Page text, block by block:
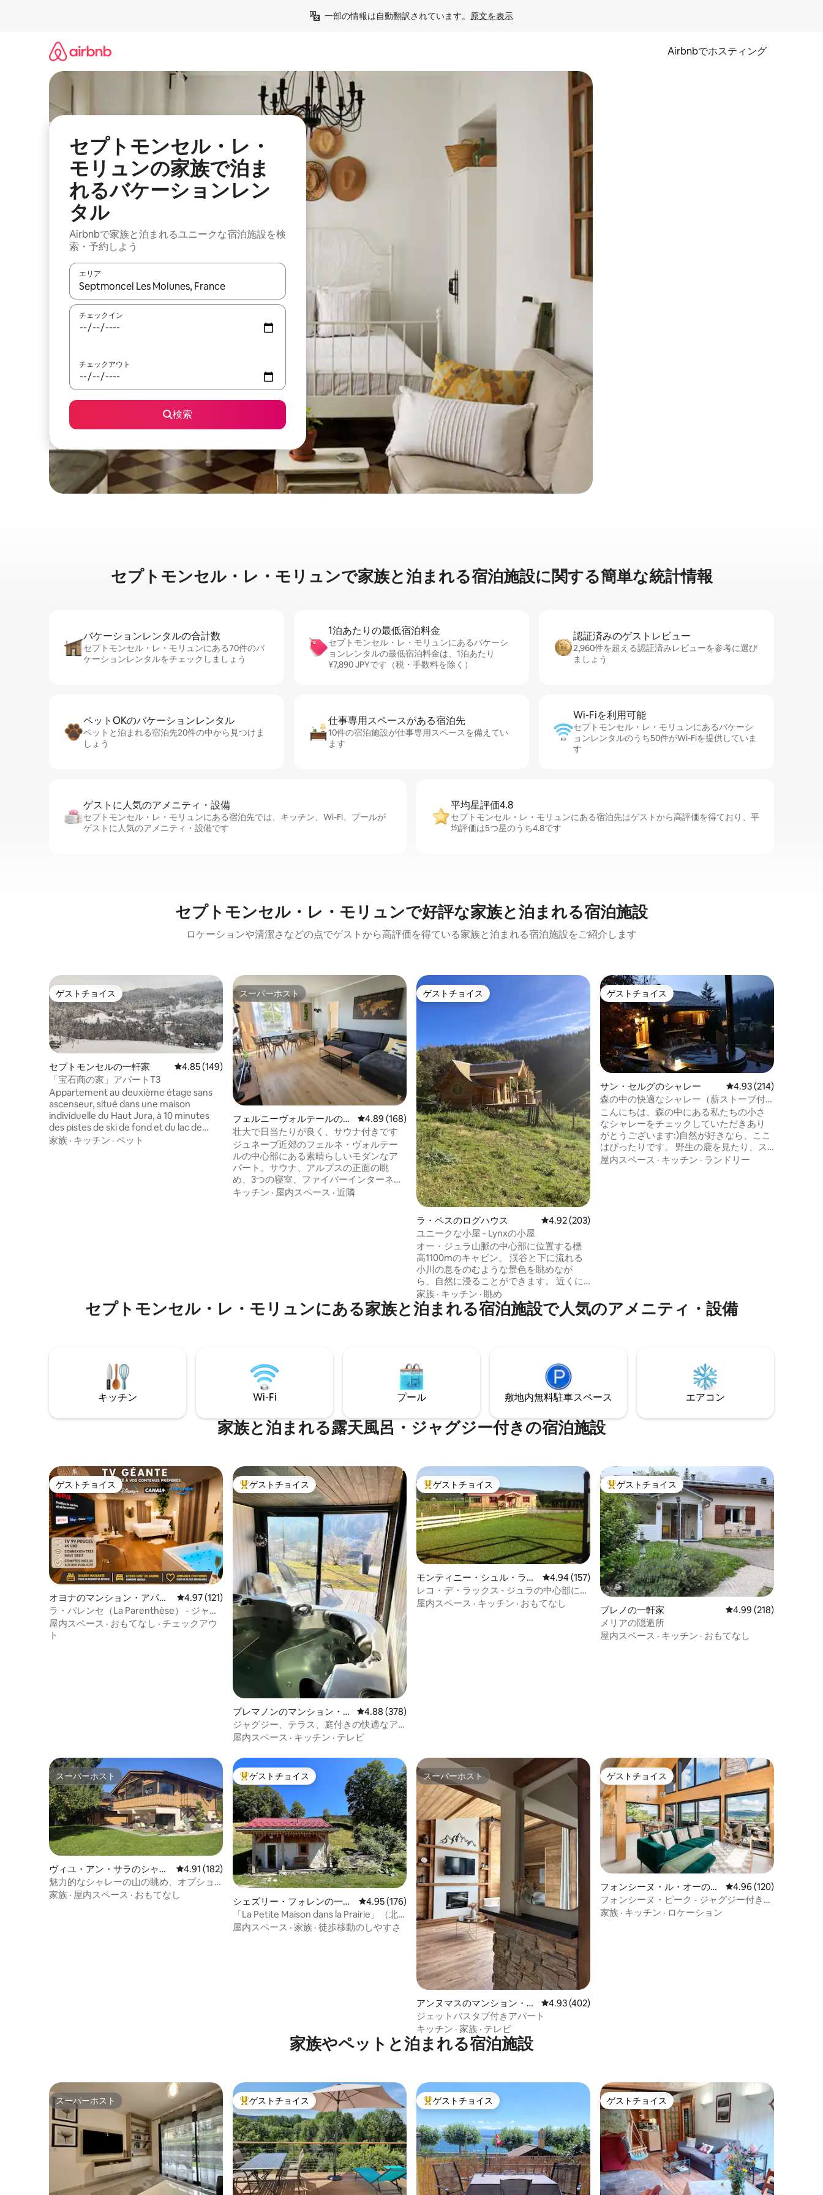
一部の情報は自動翻訳されています。 原文を表示
Airbnbでホスティング
セプトモンセル・レ・
モリュンの家族で泊ま
れるバケーションレン
タル
Airbnbで家族と泊まれるユニークな宿泊施設を検
索・予約しよう
エリア
検索結果が表示されたら、上下の矢印キーを使って移動するか、画面をタッチまたはスワイプして検索結果を確認することができます。
チェックイン
チェックアウト
検索
セプトモンセル・レ・モリュンで家⁠族⁠と泊⁠ま⁠れ⁠る宿⁠泊⁠施⁠設⁠に関⁠す⁠る簡⁠単⁠な統⁠計⁠情⁠報
バケーションレ⁠ン⁠タ⁠ル⁠の合⁠計⁠数
セプトモンセル・レ・モリュンにある70件のバ
ケーションレンタルをチェックしましょう
1泊あたりの最⁠低⁠宿⁠泊⁠料⁠金
セプトモンセル・レ・モリュンにあるバケーシ
ョンレンタルの最低宿泊料金は、1泊あたり
¥7,890 JPYです（税・手数料を除く）
認証済みのゲ⁠ス⁠ト⁠レ⁠ビ⁠ュ⁠ー
2,960件を超える認証済みレビューを参考に選び
ましょう
ペットOKのバ⁠ケ⁠ー⁠シ⁠ョ⁠ンレ⁠ン⁠タ⁠ル
ペットと泊まれる宿泊先20件の中から見つけま
しょう
仕事専用ス⁠ペ⁠ー⁠スがあ⁠る宿⁠泊⁠先
10件の宿泊施設が仕事専用スペースを備えてい
ます
Wi-Fiを利⁠用⁠可⁠能
セプトモンセル・レ・モリュンにあるバケーシ
ョンレンタルのうち50件がWi-Fiを提供していま
す
ゲストに人⁠気⁠のア⁠メ⁠ニ⁠テ⁠ィ・設⁠備
セプトモンセル・レ・モリュンにある宿泊先では、キッチン、Wi-Fi、プールが
ゲストに人気のアメニティ・設備です
平均星評価4.8
セプトモンセル・レ・モリュンにある宿泊先はゲストから高評価を得ており、平
均評価は5つ星のうち4.8です
セプトモンセル・レ・モリュンで好評な家族と泊まれる宿泊施設
ロケーションや清潔さなどの点でゲストから高評価を得ている家族と泊まれる宿泊施設をご紹介します
ゲストチョイス
ゲストチョイス
セプトモンセルの一軒家 レビュー149件、5つ星中4.85つ星の平均評価
4.85 (149)
「宝石商の家」アパートT3
Appartement au deuxième étage sans
ascenseur, situé dans une maison
individuelle du Haut Jura, à 10 minutes
des pistes de ski de fond et du lac de
Lamoura et 15 minutes des pistes de ski
家族 · キッチン · ペット
スーパーホスト
スーパーホスト
フェルニーヴォルテールのマ
ンション・アパート
レビュー168件、5つ星中4.89つ星の平均評価
4.89 (168)
壮大で日当たりが良く、サウナ付きです
ジュネーブ近郊のフェルネ・ヴォルテー
ルの中心部にある素晴らしいモダンなア
パート。サウナ、アルプスの正面の眺
め、3つの寝室、ファイバーインターネッ
ト、Netflix、あらゆる種類のアメニティ
キッチン · 屋内スペース · 近隣
ゲストチョイス
ゲストチョイス
ラ・ペスのログハウス レビュー203件、5つ星中4.92つ星の平均評価
4.92 (203)
ユニークな小屋 - Lynxの小屋
オー・ジュラ山脈の中心部に位置する標
高1100mのキャビン。 渓谷と下に流れる
小川の息をのむような景色を眺めなが
ら、自然に浸ることができます。 近くに
は山と滝を楽しめる散歩道がたくさんあ
ります。 田舎にあり、多くのお店（レス
トラン、パン屋、デリカテッセン、チー
四季を通じて静かにリラックスできます:)
ホットノルディックバスの星空の下でリ
ラックスしにお越しください
家族 · キッチン · 眺め
ゲストチョイス
ゲストチョイス
サン・セルグのシャレー レビュー214件、5つ
4.93 (214)
森の中の快適なシャレー（薪ストーブ付
き）
こんにちは、森の中にある私たちの小さ
なシャレーをチェックしていただきあり
がとうございます:)自然が好きなら、ここ
はぴったりです。 野生の鹿を見たり、ス
キーに行ったり、ハイキングに行った
屋内スペース · キッチン · ランドリー
セプトモンセル・レ・モリュンにある家族と泊まれる宿泊施設で人気のアメニティ・設備
キッチン Wi-Fi プール 敷地内無料駐⁠車ス⁠ペ⁠ー⁠ス エアコン
家族と泊まれる露天風呂・ジャグジー付きの宿泊施設
ゲストチョイス
ゲストチョイス
オヨナのマンション・アパー
ト
レビュー121件、5つ星中4.97つ星の平均評価
4.97 (121)
ラ・パレンセ（La Parenthèse） - ジャグ
ジー - 大型テレビ - キングサイズベッド
屋内スペース · おもてなし · チェックアウ
ト
大好評のゲストチョイスです。
ゲストチョイス
プレマノンのマンション・ア
パート
レビュー378件、5つ星中4.88つ星の平均評価
4.88 (378)
ジャグジー、テラス、庭付きの快適なア
パート
屋内スペース · キッチン · テレビ
大好評のゲストチョイスです。
ゲストチョイス
モンティニー・シュル・ラン
のシャレー
レビュー157件、5つ星中4.94つ星の平均評価
4.94 (157)
レコ・デ・ラックス - ジュラの中心部にあ
る小さなシャレー
屋内スペース · キッチン · おもてなし
大好評のゲストチョイスです。
ゲストチョイス
ブレノの一軒家 レビュー218件、5つ
4.99 (218)
メリアの隠遁所
屋内スペース · キッチン · おもてなし
スーパーホスト
スーパーホスト
ヴィユ・アン・サラのシャレ
ー
レビュー182件、5つ星中4.91つ星の平均評価
4.91 (182)
魅力的なシャレーの山の眺め、オプショ
ンでサウナ/ジャグジー
家族 · 屋内スペース · おもてなし
大好評のゲストチョイスです。
ゲストチョイス
シェズリー・フォレンの一軒
家
レビュー176件、5つ星中4.95つ星の平均評価
4.95 (176)
「La Petite Maison dans la Prairie」（北
欧風呂）
屋内スペース · 家族 · 徒歩移動のしやすさ
スーパーホスト
スーパーホスト
アンヌマスのマンション・ア
パート
レビュー402件、5つ星中4.93つ星の平均評価
4.93 (402)
ジェットバスタブ付きアパート
キッチン · 家族 · テレビ
ゲストチョイス
ゲストチョイス
フォンシーヌ・ル・オーのシ
ャレー
レビュー120件、5つ
4.96 (120)
フォンシーヌ・ピーク - ジャグジー付きシ
ャレー
家族 · キッチン · ロケーション
家族やペットと泊まれる宿泊施設
スーパーホスト
スーパーホスト 大好評のゲストチョイスです。
ゲストチョイス 大好評のゲストチョイスです。
ゲストチョイス ゲストチョイス
ゲストチョイス